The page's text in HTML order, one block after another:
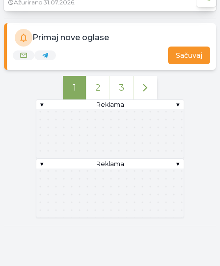
Ažurirano 31.07.2026.
Primaj nove oglase
Sačuvaj
1 2 3
▾ Reklama ▾
▾ Reklama ▾